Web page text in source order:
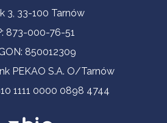
3, 33-100 Tarnów
873-000-76-51
850012309
PEKAO S.A. O/Tarnów
1111 0000 0898 4744